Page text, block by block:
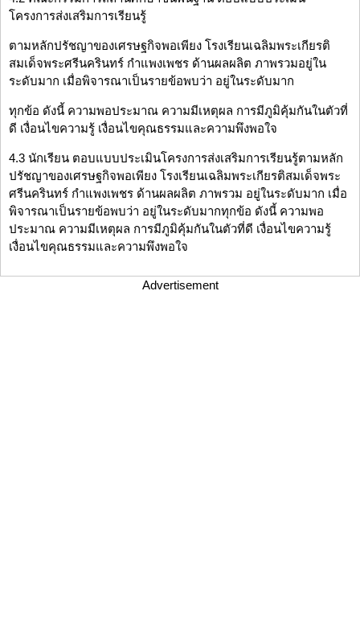
โครงการส่งเสริมการเรียนรู้
ตามหลักปรัชญาของเศรษฐกิจพอเพียง โรงเรียนเฉลิมพระเกียรติ
สมเด็จพระศรีนครินทร์ กำแพงเพชร ด้านผลผลิต ภาพรวมอยู่ใน
ระดับมาก เมื่อพิจารณาเป็นรายข้อพบว่า อยู่ในระดับมาก
ทุกข้อ ดังนี้ ความพอประมาณ ความมีเหตุผล การมีภูมิคุ้มกันในตัวที่
ดี เงื่อนไขความรู้ เงื่อนไขคุณธรรมและความพึงพอใจ
4.3 นักเรียน ตอบแบบประเมินโครงการส่งเสริมการเรียนรู้ตามหลัก
ปรัชญาของเศรษฐกิจพอเพียง โรงเรียนเฉลิมพระเกียรติสมเด็จพระ
ศรีนครินทร์ กำแพงเพชร ด้านผลผลิต ภาพรวม อยู่ในระดับมาก เมื่อ
พิจารณาเป็นรายข้อพบว่า อยู่ในระดับมากทุกข้อ ดังนี้ ความพอ
ประมาณ ความมีเหตุผล การมีภูมิคุ้มกันในตัวที่ดี เงื่อนไขความรู้
เงื่อนไขคุณธรรมและความพึงพอใจ
Advertisement